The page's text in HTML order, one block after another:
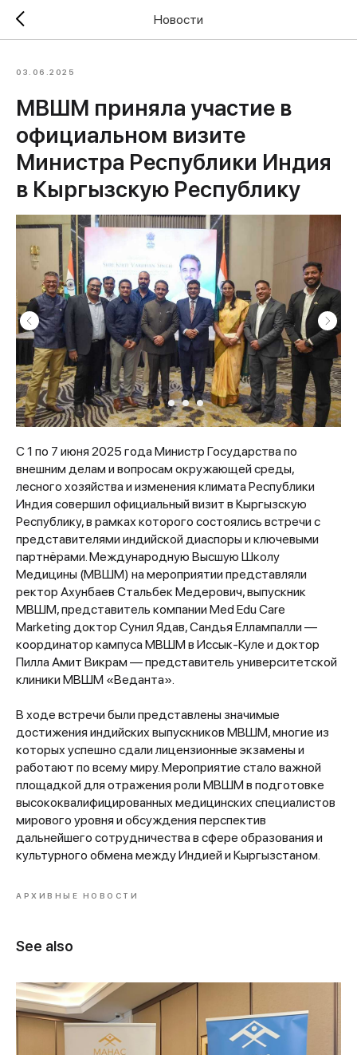
Новости
03.06.2025
МВШМ приняла участие в
официальном визите
Министра Республики Индия
в Кыргызскую Республику
С 1 по 7 июня 2025 года Министр Государства по
внешним делам и вопросам окружающей среды,
лесного хозяйства и изменения климата Республики
Индия совершил официальный визит в Кыргызскую
Республику, в рамках которого состоялись встречи с
представителями индийской диаспоры и ключевыми
партнёрами. Международную Высшую Школу
Медицины (МВШМ) на мероприятии представляли
ректор Ахунбаев Стальбек Медерович,выпускник
МВШМ, представитель компании Med Edu Care
Marketing доктор Сунил Ядав, Сандья Еллампалли —
координатор кампуса МВШМ в Иссык-Куле и доктор
Пилла Амит Викрам — представитель университетской
клиники МВШМ «Веданта».
В ходе встречи были представлены значимые
достижения индийских выпускников МВШМ, многие из
которых успешно сдали лицензионные экзамены и
работают по всему миру. Мероприятие стало важной
площадкой для отражения роли МВШМ в подготовке
высококвалифицированных медицинских специалистов
мирового уровня и обсуждения перспектив
дальнейшего сотрудничества в сфере образования и
культурного обмена между Индией и Кыргызстаном.
АРХИВНЫЕ НОВОСТИ
See also